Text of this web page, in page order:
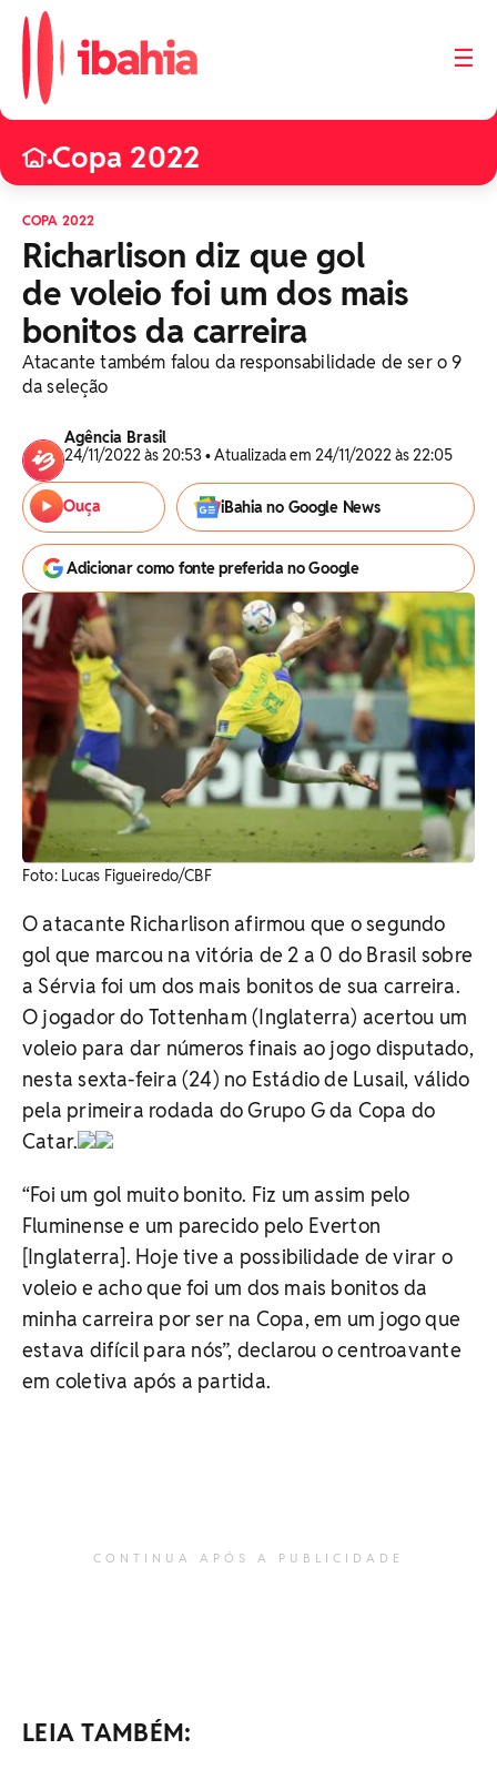
☰
•Copa 2022
COPA 2022
Richarlison diz que gol
de voleio foi um dos mais
bonitos da carreira
Atacante também falou da responsabilidade de ser o 9
da seleção
Agência Brasil
24/11/2022 às 20:53 • Atualizada em 24/11/2022 às 22:05
Ouça iBahia no Google News
Adicionar como fonte preferida no Google
Foto: Lucas Figueiredo/CBF
O atacante Richarlison afirmou que o segundo
gol que marcou na vitória de 2 a 0 do Brasil sobre
a Sérvia foi um dos mais bonitos de sua carreira.
O jogador do Tottenham (Inglaterra) acertou um
voleio para dar números finais ao jogo disputado,
nesta sexta-feira (24) no Estádio de Lusail, válido
pela primeira rodada do Grupo G da Copa do
Catar.
“Foi um gol muito bonito. Fiz um assim pelo
Fluminense e um parecido pelo Everton
[Inglaterra]. Hoje tive a possibilidade de virar o
voleio e acho que foi um dos mais bonitos da
minha carreira por ser na Copa, em um jogo que
estava difícil para nós”, declarou o centroavante
em coletiva após a partida.
CONTINUA APÓS A PUBLICIDADE
LEIA TAMBÉM: